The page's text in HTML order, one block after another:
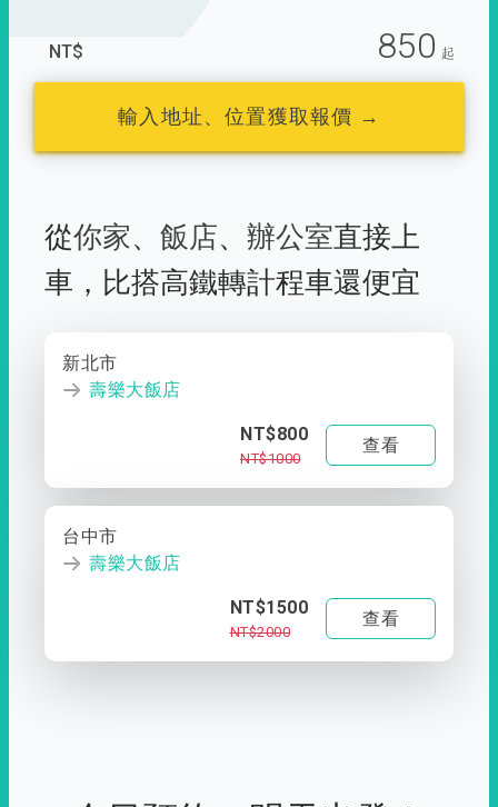
NT$ 850 起
輸入地址、位置獲取報價 →
從你家、 飯店、 辦公室直接上
車， 比搭高鐵轉計程車還便宜
新北市
壽樂大飯店
NT$800
NT$1000
查看
台中市
壽樂大飯店
NT$1500
NT$2000
查看